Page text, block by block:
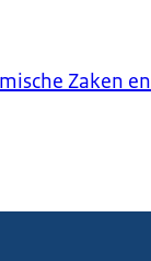
Zaken en